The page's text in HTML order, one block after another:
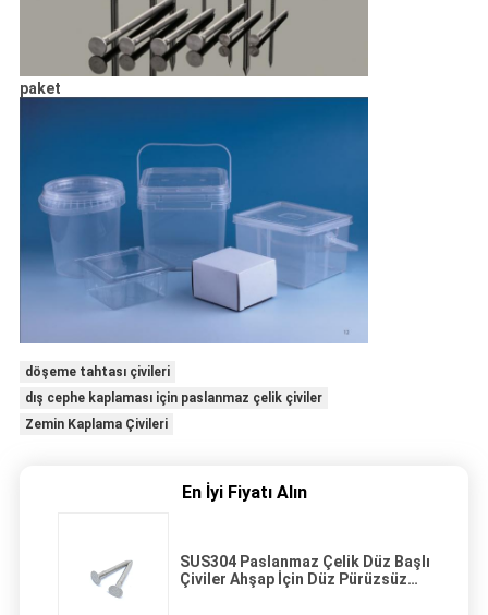
paket
döşeme tahtası çivileri
dış cephe kaplaması için paslanmaz çelik çiviler
Zemin Kaplama Çivileri
En İyi Fiyatı Alın
SUS304 Paslanmaz Çelik Düz Başlı
Çiviler Ahşap İçin Düz Pürüzsüz